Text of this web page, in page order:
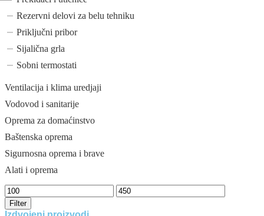
Rezervni delovi za belu tehniku
Priključni pribor
Sijalična grla
Sobni termostati
Ventilacija i klima uredjaji
Vodovod i sanitarije
Oprema za domaćinstvo
Baštenska oprema
Sigurnosna oprema i brave
Alati i oprema
Filter